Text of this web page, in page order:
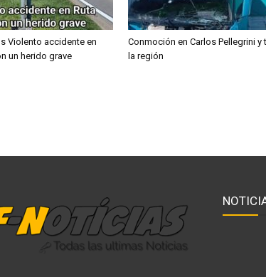
Violento accidente en
un herido grave
Conmoción en Carlos Pellegrini y
la región